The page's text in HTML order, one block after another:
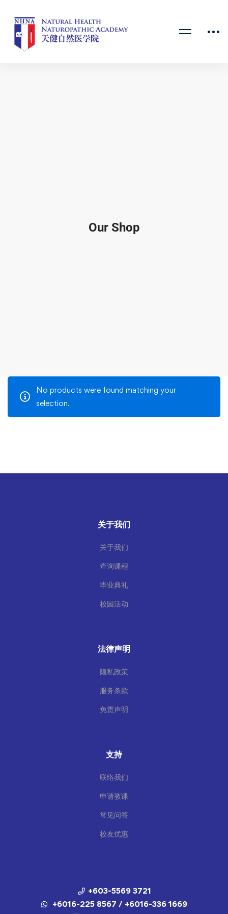
Our Shop
No products were found matching your
selection.
关于我们
关于我们
查询课程
毕业典礼
校园活动
法律声明
隐私政策
服务条款
免责声明
支持
联络我们
申请教课
常见问答
校友优惠
+603-5569 3721
+6016-225 8567 / +6016-336 1669